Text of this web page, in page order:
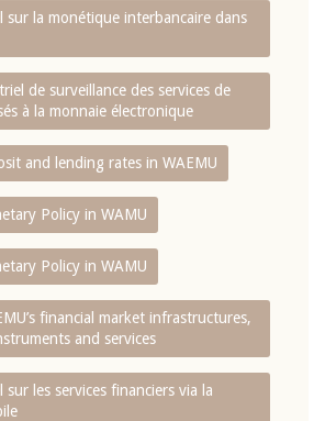
sur la monétique interbancaire dans
de surveillance des services de
à la monnaie électronique
and lending rates in WAEMU
Policy in WAMU
Policy in WAMU
financial market infrastructures,
and services
les services financiers via la